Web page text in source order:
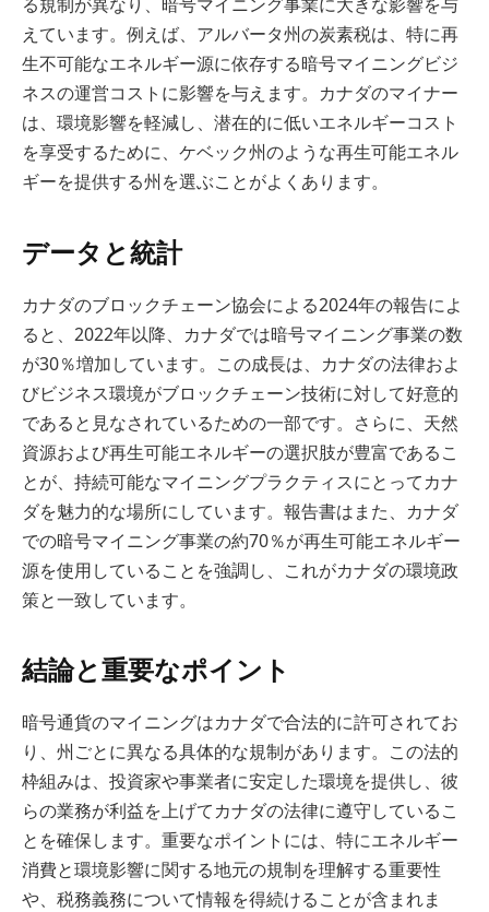
えています。例えば、アルバータ州の炭素税は、特に再
生不可能なエネルギー源に依存する暗号マイニングビジ
ネスの運営コストに影響を与えます。カナダのマイナー
は、環境影響を軽減し、潜在的に低いエネルギーコスト
を享受するために、ケベック州のような再生可能エネル
ギーを提供する州を選ぶことがよくあります。
データと統計
カナダのブロックチェーン協会による2024年の報告によ
ると、2022年以降、カナダでは暗号マイニング事業の数
が30％増加しています。この成長は、カナダの法律およ
びビジネス環境がブロックチェーン技術に対して好意的
であると見なされているための一部です。さらに、天然
資源および再生可能エネルギーの選択肢が豊富であるこ
とが、持続可能なマイニングプラクティスにとってカナ
ダを魅力的な場所にしています。報告書はまた、カナダ
での暗号マイニング事業の約70％が再生可能エネルギー
源を使用していることを強調し、これがカナダの環境政
策と一致しています。
結論と重要なポイント
暗号通貨のマイニングはカナダで合法的に許可されてお
り、州ごとに異なる具体的な規制があります。この法的
枠組みは、投資家や事業者に安定した環境を提供し、彼
らの業務が利益を上げてカナダの法律に遵守しているこ
とを確保します。重要なポイントには、特にエネルギー
消費と環境影響に関する地元の規制を理解する重要性
や、税務義務について情報を得続けることが含まれま